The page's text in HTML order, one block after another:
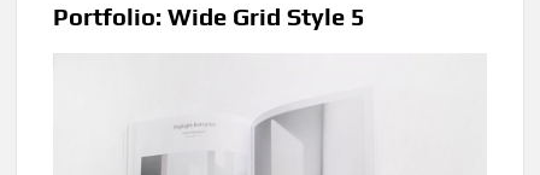
Portfolio: Wide Grid Style 5